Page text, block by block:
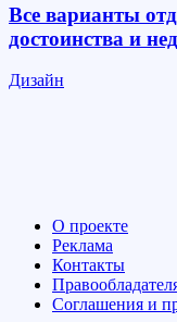
Все варианты
достоинства и
Дизайн
О проекте
Реклама
Контакты
Соглашения и